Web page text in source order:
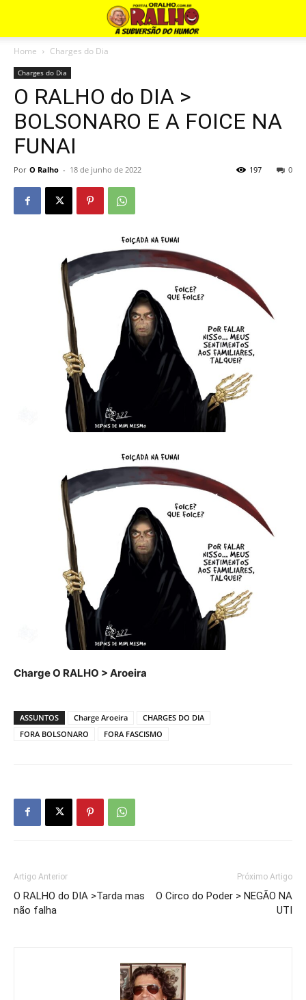
Home Charges do Dia
Charges do Dia
O RALHO do DIA >
BOLSONARO E A FOICE NA
FUNAI
Por O Ralho - 18 de junho de 2022 0
197
Charge O RALHO > Aroeira
ASSUNTOS Charge Aroeira
CHARGES DO DIA
FORA BOLSONARO
FORA FASCISMO
Artigo Anterior
O RALHO do DIA >Tarda mas
não falha
Próximo Artigo
O Circo do Poder > NEGÃO NA
UTI